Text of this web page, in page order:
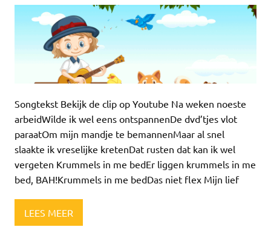
Songtekst Bekijk de clip op Youtube Na weken noeste
arbeidWilde ik wel eens ontspannenDe dvd’tjes vlot
paraatOm mijn mandje te bemannenMaar al snel
slaakte ik vreselijke kretenDat rusten dat kan ik wel
vergeten Krummels in me bedEr liggen krummels in me
bed, BAH!Krummels in me bedDas niet flex Mijn lief
LEES MEER